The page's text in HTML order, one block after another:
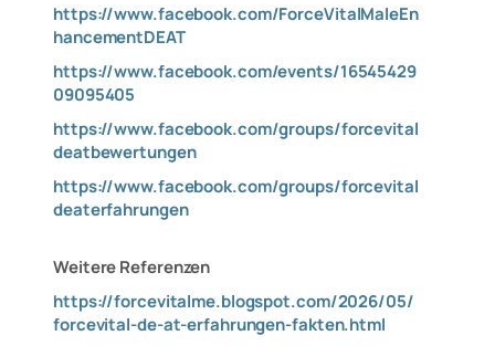
https://www.facebook.com/ForceVitalMaleEn
hancementDEAT
https://www.facebook.com/events/16545429
09095405
https://www.facebook.com/groups/forcevital
deatbewertungen
https://www.facebook.com/groups/forcevital
deaterfahrungen
Weitere Referenzen
https://forcevitalme.blogspot.com/2026/05/
forcevital-de-at-erfahrungen-fakten.html